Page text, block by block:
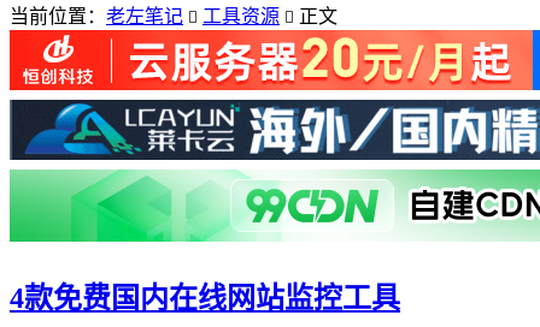
当前位置： 老左笔记  工具资源  正文
4款免费国内在线网站监控工具